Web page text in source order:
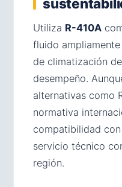
Utiliza R-410A
fluido
de climatización
desempeño.
alternativas como
normativa
compatibilidad
servicio técnico
región.